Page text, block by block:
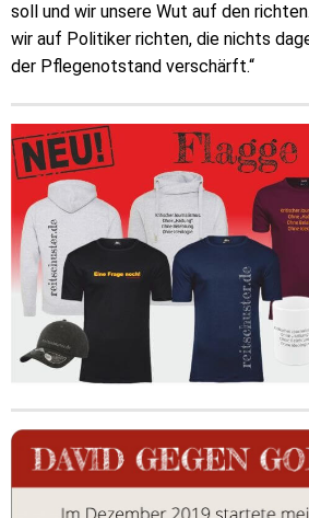
soll und wir unsere Wut auf den
wir auf Politiker richten, die nichts
der Pflegenotstand verschärft.“